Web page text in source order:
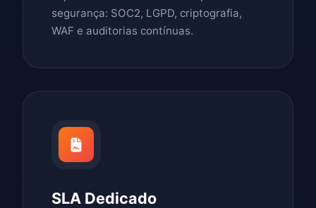
segurança: SOC2, LGPD, criptografia,
WAF e auditorias contínuas.
SLA Dedicado